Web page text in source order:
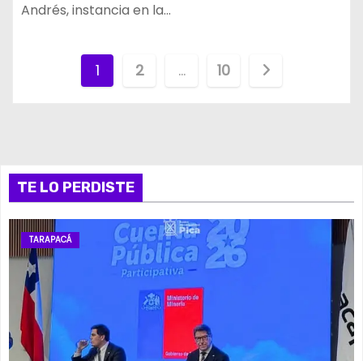
Andrés, instancia en la…
i
n
a
ó
1 2 … 10
TE LO PERDISTE
TARAPACÁ